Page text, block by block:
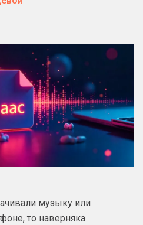
музыку или
то наверняка